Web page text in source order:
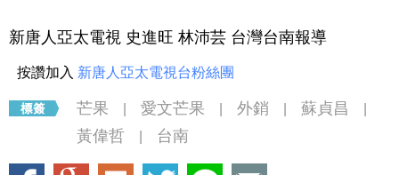
新唐人亞太電視 史進旺 林沛芸 台灣台南報導
按讚加入 新唐人亞太電視台粉絲團
芒果 愛文芒果 外銷 蘇貞昌
黃偉哲 台南